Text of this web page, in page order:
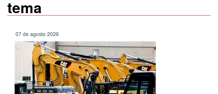
tema
07 de agosto 2026